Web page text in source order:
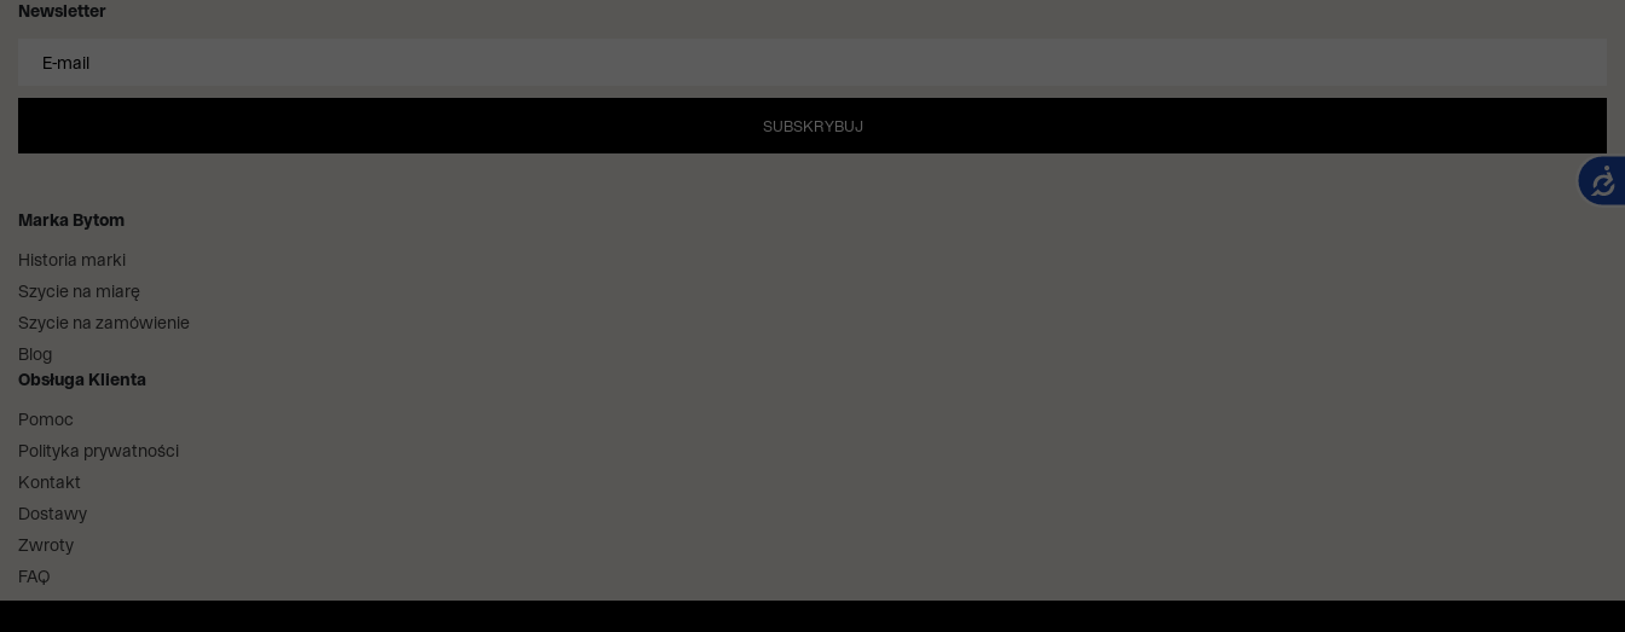
Marka Bytom
Historia marki
Szycie na miarę
Szycie na zamówienie
Blog
Obsługa Klienta
Pomoc
Polityka prywatności
Kontakt
Dostawy
Zwroty
FAQ
Newsletter